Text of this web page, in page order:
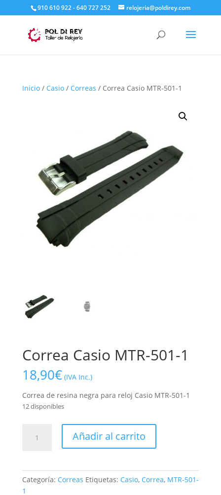
910 610 922 - 640 727 252 relojeria@poldirey.com
Inicio/ Casio/ Correas / Correa Casio MTR-501-1
Correa Casio MTR-501-1
18,90€ (IVA Inc.)
Correa de resina negra para reloj Casio MTR-501-1
12 disponibles
Casio
cantidad
Añadir al carrito
Categoría: Correas Etiquetas: Casio, Correa, MTR-501-
1